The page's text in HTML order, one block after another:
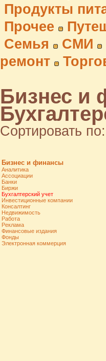
Продукты
Прочее
Семья
СМИ
ремонт
Бизнес и
Сортировать
Бизнес и финансы
Аналитика
Ассоциации
Банки
Биржи
Бухгалтерский учет
Инвестиционные компании
Консалтинг
Недвижимость
Работа
Реклама
Финансовые издания
Фонды
Электронная коммерция